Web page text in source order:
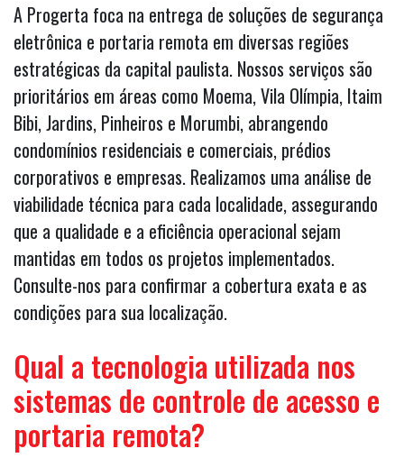
A Progerta foca na entrega de soluções de segurança
eletrônica e portaria remota em diversas regiões
estratégicas da capital paulista. Nossos serviços são
prioritários em áreas como Moema, Vila Olímpia, Itaim
Bibi, Jardins, Pinheiros e Morumbi, abrangendo
condomínios residenciais e comerciais, prédios
corporativos e empresas. Realizamos uma análise de
viabilidade técnica para cada localidade, assegurando
que a qualidade e a eficiência operacional sejam
mantidas em todos os projetos implementados.
Consulte-nos para confirmar a cobertura exata e as
condições para sua localização.
Qual a tecnologia utilizada nos
sistemas de controle de acesso e
portaria remota?